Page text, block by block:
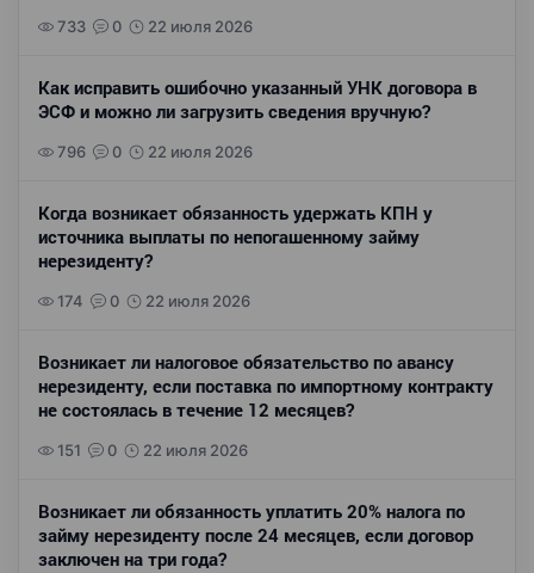
733 0 22 июля 2026
Как исправить ошибочно указанный УНК договора в
ЭСФ и можно ли загрузить сведения вручную?
796 0 22 июля 2026
Когда возникает обязанность удержать КПН у
источника выплаты по непогашенному займу
нерезиденту?
174 0 22 июля 2026
Возникает ли налоговое обязательство по авансу
нерезиденту, если поставка по импортному контракту
не состоялась в течение 12 месяцев?
151 0 22 июля 2026
Возникает ли обязанность уплатить 20% налога по
займу нерезиденту после 24 месяцев, если договор
заключен на три года?